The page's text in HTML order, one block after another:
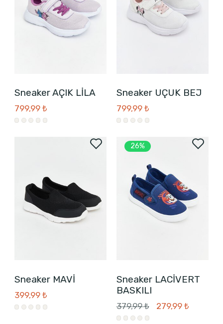
Sneaker AÇIK LİLA
799,99 ₺
Sneaker UÇUK BEJ
799,99 ₺
Sneaker MAVİ
399,99 ₺
26%
Sneaker LACİVERT
BASKILI
379,99 ₺ 279,99 ₺